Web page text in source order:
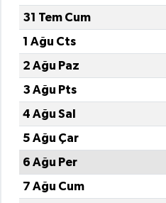
31 Tem Cum
1 Ağu Cts
2 Ağu Paz
3 Ağu Pts
4 Ağu Sal
5 Ağu Çar
6 Ağu Per
7 Ağu Cum